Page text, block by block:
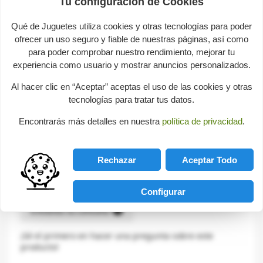
Descripción
Canguro de madera que salta accionado por la goma
elástica.
Contenido: 3 piezas de madera para formar el animal y
Consultas sobre este producto
Envíanos tu consulta help
¡Sé el primero en hacer una pregunta sobre este
producto!
Qué de Juguetes utiliza cookies y otras tecnologías para poder
ofrecer un uso seguro y fiable de nuestras páginas, así como
para poder comprobar nuestro rendimiento, mejorar tu
experiencia como usuario y mostrar anuncios personalizados.
Al hacer clic en “Aceptar” aceptas el uso de las cookies y otras
tecnologías para tratar tus datos.
Encontrarás más detalles en nuestra política de privacidad.
Aceptar Todo
Configurar
Rechazar